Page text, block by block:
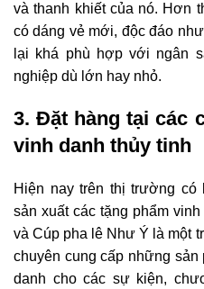
và thanh khiết của nó. Hơn
có dáng vẻ mới, độc đáo
lại khá phù hợp với ngân
nghiệp dù lớn hay nhỏ.
3. Đặt hàng tại các
vinh danh thủy tinh
Hiện nay trên thị trường có
sản xuất các tặng phẩm
vàCúp pha lê Như Ý là một
chuyên cung cấp những
danh cho các sự kiện,